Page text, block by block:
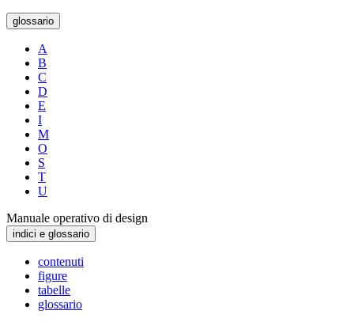
glossario
A
B
C
D
E
I
M
O
S
T
U
Manuale operativo di design
indici e glossario
contenuti
figure
tabelle
glossario